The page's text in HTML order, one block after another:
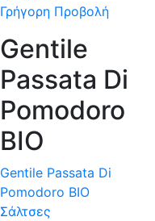
Γρήγορη Προβολή
Gentile
Passata Di
Pomodoro
BIO
Gentile Passata Di
Pomodoro BIO
Σάλτσες